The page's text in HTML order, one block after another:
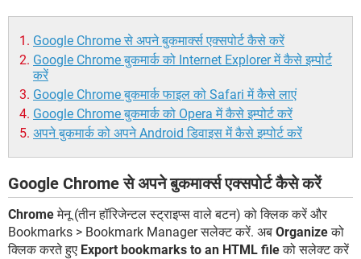
Google Chrome से अपने बुकमार्क्स एक्सपोर्ट कैसे करें
Google Chrome बुकमार्क को Internet Explorer में कैसे इम्पोर्ट
करें
Google Chrome बुकमार्क फाइल को Safari में कैसे लाएं
Google Chrome बुकमार्क को Opera में कैसे इम्पोर्ट करें
अपने बुकमार्क को अपने Android डिवाइस में कैसे इम्पोर्ट करें
Google Chrome से अपने बुकमार्क्स एक्सपोर्ट कैसे करें
Chromeमेनू (तीन हॉरिजेन्टल स्ट्राइप्स वाले बटन) को क्लिक करें और
Bookmarks > Bookmark Manager सलेक्ट करें. अब Organizeको
क्लिक करते हुए Export bookmarks to an HTML fileको सलेक्ट करें